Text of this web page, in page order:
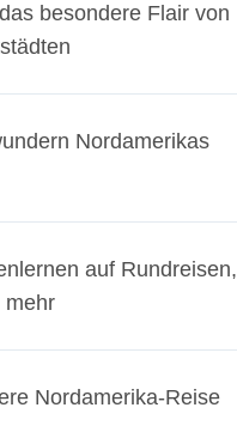
besondere Flair von
Nordamerikas
auf Rundreisen,
mehr
Nordamerika-Reise